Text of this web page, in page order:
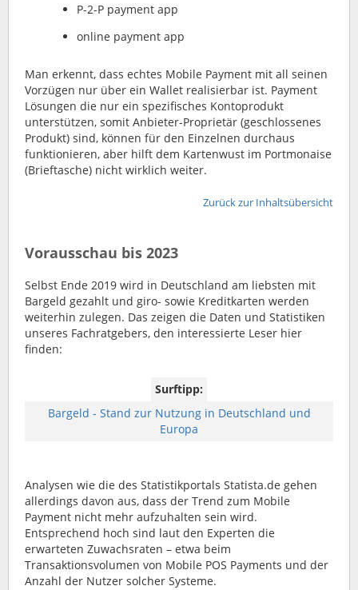
P-2-P payment app
online payment app
Man erkennt, dass echtes Mobile Payment mit all seinen
Vorzügen nur über ein Wallet realisierbar ist. Payment
Lösungen die nur ein spezifisches Kontoprodukt
unterstützen, somit Anbieter-Proprietär (geschlossenes
Produkt) sind, können für den Einzelnen durchaus
funktionieren, aber hilft dem Kartenwust im Portmonaise
(Brieftasche) nicht wirklich weiter.
Zurück zur Inhaltsübersicht
Vorausschau bis 2023
Selbst Ende 2019 wird in Deutschland am liebsten mit
Bargeld gezahlt und giro- sowie Kreditkarten werden
weiterhin zulegen. Das zeigen die Daten und Statistiken
unseres Fachratgebers, den interessierte Leser hier
finden:
Surftipp:
Bargeld - Stand zur Nutzung in Deutschland und
Europa
Analysen wie die des Statistikportals Statista.de gehen
allerdings davon aus, dass der Trend zum Mobile
Payment nicht mehr aufzuhalten sein wird.
Entsprechend hoch sind laut den Experten die
erwarteten Zuwachsraten – etwa beim
Transaktionsvolumen von Mobile POS Payments und der
Anzahl der Nutzer solcher Systeme.